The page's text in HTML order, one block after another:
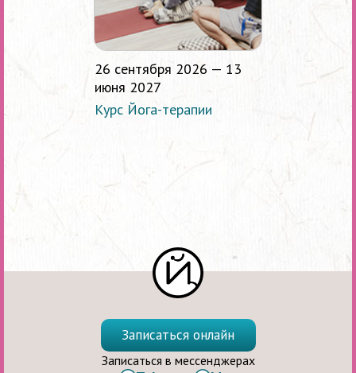
26 сентября 2026 — 13
июня 2027
Курс Йога-терапии
Записаться онлайн
Записаться в мессенджерах